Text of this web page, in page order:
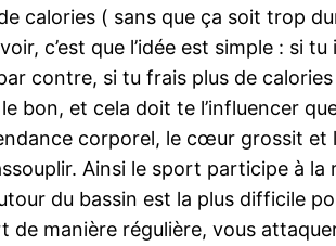
calories ( sans que ça soit trop
c’est que l’idée est simple : si
contre, si tu frais plus de calories
bon, et cela doit te l’influencer
corporel, le cœur grossit et
Ainsi le sport participe à
du bassin est la plus difficile
manière régulière, vous